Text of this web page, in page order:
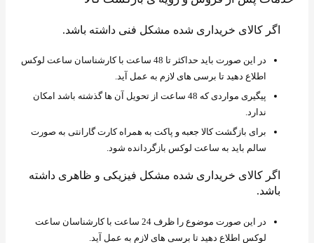
اگر کالای خریداری شده مشکل فنی داشته باشد.
در این صورت باید حداکثر تا 48 ساعت با کارشناسان ساعت لوکس
اطلاع دهید تا برسی های لازم به عمل آید.
پیگیری مواردی که 48 ساعت از تحویل آن ها گذشته باشد امکان
ندارد.
برای بازگشت کالا جعبه و پاکت به همراه کارت گارانتی به صورت
سالم باید به ساعت لوکس بازگردانده شود.
اگر کالای خریداری شده مشکل فیزیکی و ظاهری داشته
باشد.
در این صورت موضوع را ظرف 24 ساعت با کارشناسان ساعت
لوکس اطلاع دهید تا برسی های لازم به عمل آید.